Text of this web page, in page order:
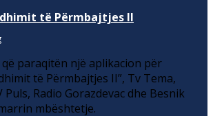
të Përmbajtjes II
paraqitën një aplikacion për
të Përmbajtjes II”, Tv Tema,
Puls, Radio Gorazdevac dhe Besnik
mbështetje.